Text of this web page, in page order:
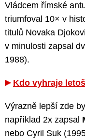
Vládcem římské
triumfoval 10× v
titulů Novaka
v minulosti zapsal
1988).
Kdo vyhraje
Výrazně lepší zde
například 2x zapsal
nebo Cyril Suk